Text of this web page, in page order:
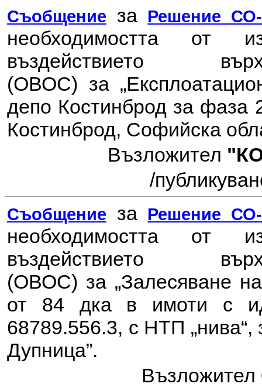
Съобщение за Решение СО-
необходимостта от
въздействието
(ОВОС) за
депо Костинброд за фаза
Костинброд, Софийска
Възложител
/
Съобщение за Решение СО-
необходимостта от
въздействието
(ОВОС) за „Залесяване
от 84 дка в имоти с
68789.556.3, с НТП
Дупница”.
Възложител